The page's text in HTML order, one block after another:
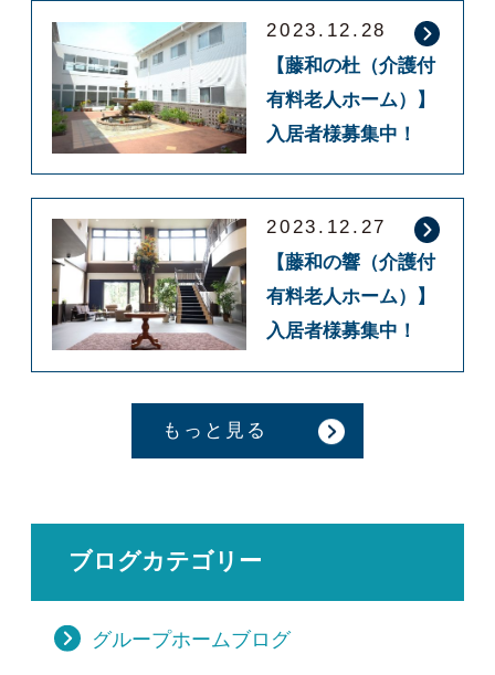
2023.12.28
【藤和の杜（介護付
有料老人ホーム）】
入居者様募集中！
2023.12.27
【藤和の響（介護付
有料老人ホーム）】
入居者様募集中！
もっと見る
ブログカテゴリー
グループホームブログ